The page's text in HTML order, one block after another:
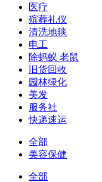
医疗
殡葬礼仪
清洗地毯
电工
除蚂蚁 老鼠
旧货回收
园林绿化
美发
服务社
快递速运
全部
美容保健
全部